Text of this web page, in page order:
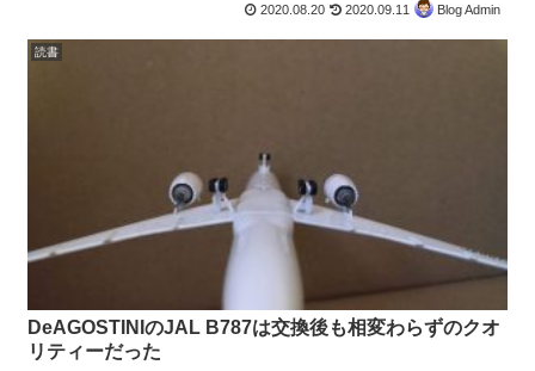
2020.08.20 2020.09.11 Blog Admin
読書
DeAGOSTINIのJAL B787は交換後も相変わらずのクオ
リティーだった